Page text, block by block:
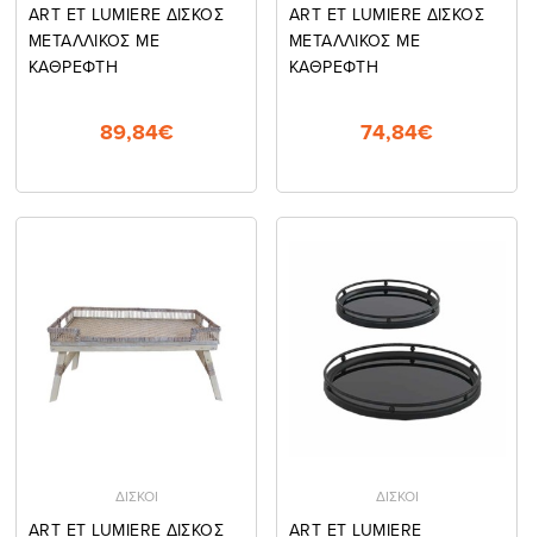
ART ET LUMIERE ΔΙΣΚΟΣ
ΜΕΤΑΛΛΙΚΟΣ ΜΕ
ΚΑΘΡΕΦΤΗ
89,84€
ART ET LUMIERE ΔΙΣΚΟΣ
ΜΕΤΑΛΛΙΚΟΣ ΜΕ
ΚΑΘΡΕΦΤΗ
74,84€
ΔΙΣΚΟΙ
ART ET LUMIERE ΔΙΣΚΟΣ
ΔΙΣΚΟΙ
ART ET LUMIERE